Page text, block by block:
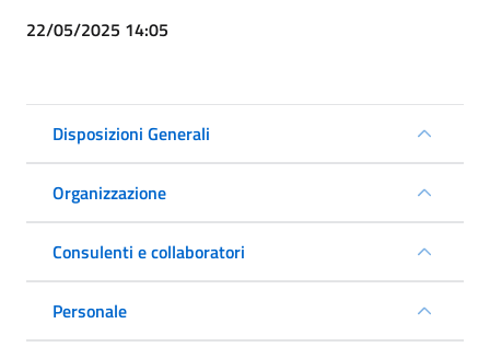
22/05/2025 14:05
Disposizioni Generali
Organizzazione
Consulenti e collaboratori
Personale